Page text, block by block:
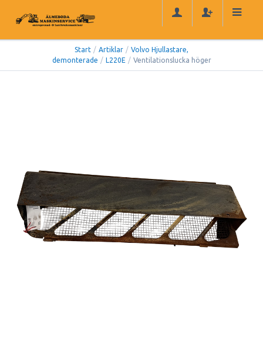
Start / Artiklar / Volvo Hjullastare,
demonterade / L220E / Ventilationslucka höger